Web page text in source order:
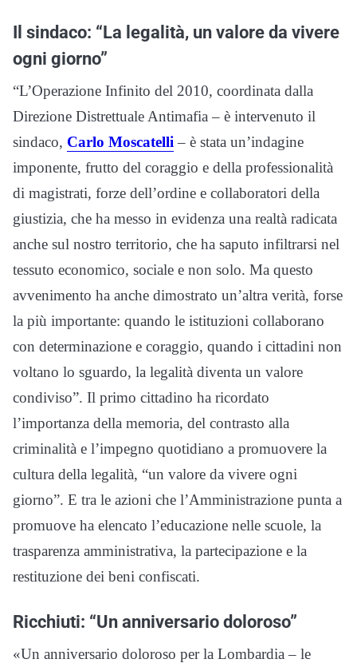
Il sindaco: “La legalità, un valore da vivere
ogni giorno”
“L’Operazione Infinito del 2010, coordinata dalla
Direzione Distrettuale Antimafia – è intervenuto il
sindaco, Carlo Moscatelli – è stata un’indagine
imponente, frutto del coraggio e della professionalità
di magistrati, forze dell’ordine e collaboratori della
giustizia, che ha messo in evidenza una realtà radicata
anche sul nostro territorio, che ha saputo infiltrarsi nel
tessuto economico, sociale e non solo. Ma questo
avvenimento ha anche dimostrato un’altra verità, forse
la più importante: quando le istituzioni collaborano
con determinazione e coraggio, quando i cittadini non
voltano lo sguardo, la legalità diventa un valore
condiviso”. Il primo cittadino ha ricordato
l’importanza della memoria, del contrasto alla
criminalità e l’impegno quotidiano a promuovere la
cultura della legalità, “un valore da vivere ogni
giorno”. E tra le azioni che l’Amministrazione punta a
promuove ha elencato l’educazione nelle scuole, la
trasparenza amministrativa, la partecipazione e la
restituzione dei beni confiscati.
Ricchiuti: “Un anniversario doloroso”
«Un anniversario doloroso per la Lombardia – le